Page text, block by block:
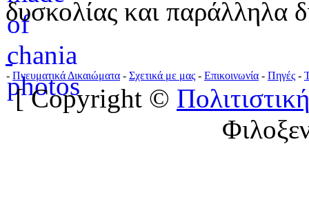
δυσκολίας και παράλληλα
- Πνευματικά Δικαιώματα - Σχετικά με μας - Επικοινωνία - Πηγές -
[ Copyright ©